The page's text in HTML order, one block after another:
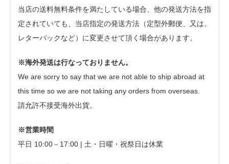
当店の送料無料条件を満たしている場合、他の発送方法を指
定されていても、当店指定の発送方法（定型外郵便、又は、
レターパックなど）に変更させて頂く場合があります。
※海外発送は行なっておりません。
We are sorry to say that we are not able to ship abroad at
this time so we are not taking any orders from overseas.
請允許不接受海外出貨。
※営業時間
平日 10:00－17:00 | 土・日曜・祝祭日は休業